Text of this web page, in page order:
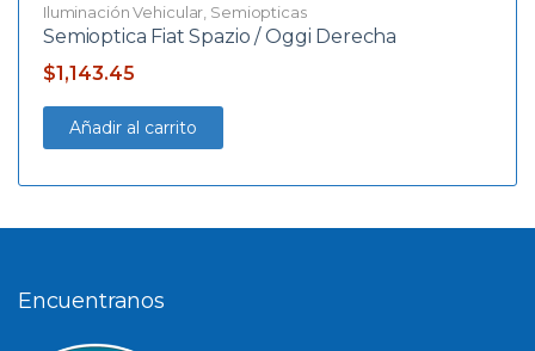
Iluminación Vehicular Semiopticas
Semioptica Fiat Spazio / Oggi Derecha
$1,143.45
Añadir al carrito
Encuentranos